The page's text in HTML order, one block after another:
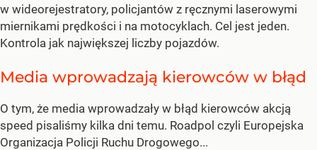
w wideorejestratory, policjantów z ręcznymi laserowymi
miernikami prędkości i na motocyklach. Cel jest jeden.
Kontrola jak największej liczby pojazdów.
Media wprowadzają kierowców w błąd
O tym, że media wprowadzały w błąd kierowców akcją
speed pisaliśmy kilka dni temu. Roadpol czyli Europejska
Organizacja Policji Ruchu Drogowego...